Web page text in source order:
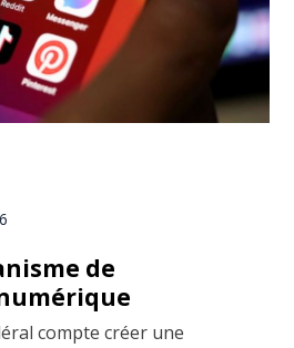
de
compte créer une